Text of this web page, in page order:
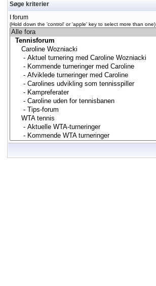
Søge kriterier
I forum
(Hold down the 'control' or 'apple' key to select more than one)